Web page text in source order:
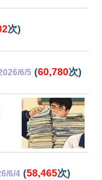
次)
6/5 (60,780次)
6/4 (58,465次)